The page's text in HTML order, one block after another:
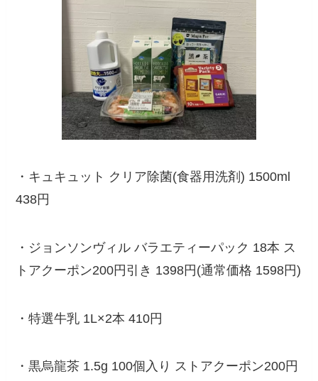
・キュキュット クリア除菌(食器用洗剤) 1500ml
438円
・ジョンソンヴィル バラエティーパック 18本 ス
トアクーポン200円引き 1398円(通常価格 1598円)
・特選牛乳 1L×2本 410円
・黒烏龍茶 1.5g 100個入り ストアクーポン200円